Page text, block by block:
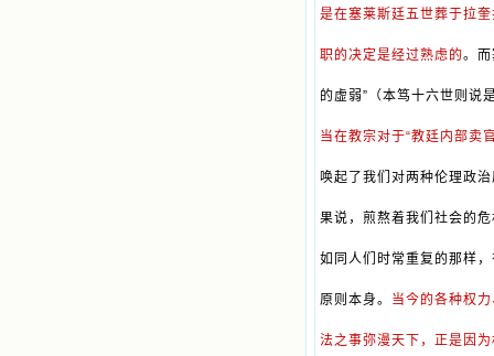
是在塞莱斯廷五世葬于拉
职的决定是经过熟虑的。
的虚弱”（本笃十六世则说
当在教宗对于“教廷内部卖
唤起了我们对两种伦理政
果说，煎熬着我们社会的
如同人们时常重复的那样
原则本身。 当今的各种权
法之事弥漫天下，正是因